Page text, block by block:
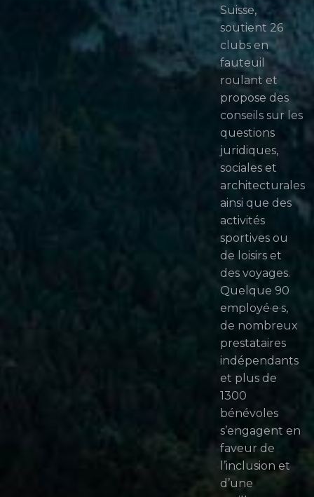
Suisse,
soutient 26
clubs en
fauteuil
roulant et
propose des
conseils sur les
questions
juridiques,
sociales et
architecturales
ainsi que des
activités
sportives ou
de loisirs et
des voyages.
Quelque 90
employé·e·s,
de nombreux
prestataires
indépendants
et plus de
1300
bénévoles
s’engagent en
faveur de
l’inclusion et
d’une